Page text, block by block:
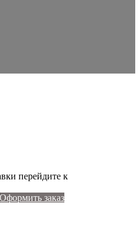
перейдите к
Оформить заказ